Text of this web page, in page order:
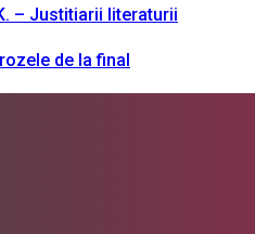
– Justitiarii literaturii
de la final